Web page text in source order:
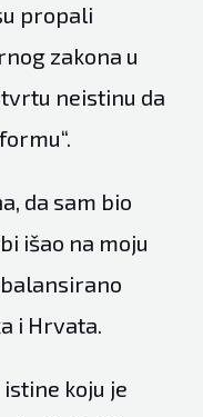
propali
zakona u
neistinu da
da sam bio
išao na moju
i Hrvata.
koju je